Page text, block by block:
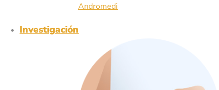
Andromedi
Investigación